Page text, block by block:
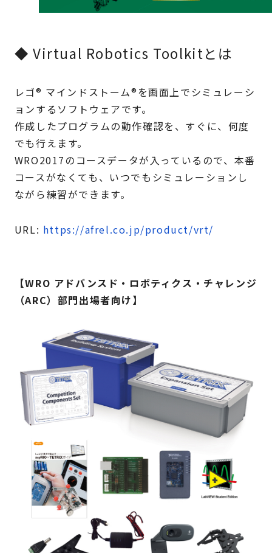
◆ Virtual Robotics Toolkitとは
レゴ® マインドストーム®を画面上でシミュレーシ
ョンするソフトウェアです。
作成したプログラムの動作確認を、すぐに、何度
でも行えます。
WRO2017のコースデータが入っているので、本番
コースがなくても、いつでもシミュレーションし
ながら練習ができます。
URL: https://afrel.co.jp/product/vrt/
【WRO アドバンスド・ロボティクス・チャレンジ
（ARC）部門出場者向け】